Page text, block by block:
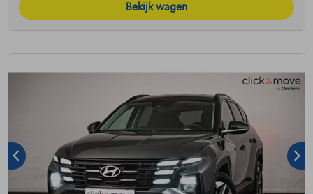
Bekijk wagen